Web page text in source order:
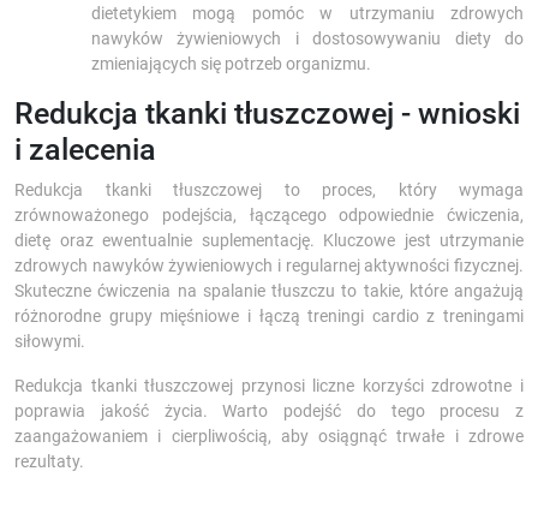
dietetykiem mogą pomóc w utrzymaniu zdrowych
nawyków żywieniowych i dostosowywaniu diety do
zmieniających się potrzeb organizmu.
Redukcja tkanki tłuszczowej - wnioski
i zalecenia
Redukcja tkanki tłuszczowej to proces, który wymaga
zrównoważonego podejścia, łączącego odpowiednie ćwiczenia,
dietę oraz ewentualnie suplementację. Kluczowe jest utrzymanie
zdrowych nawyków żywieniowych i regularnej aktywności fizycznej.
Skuteczne ćwiczenia na spalanie tłuszczu to takie, które angażują
różnorodne grupy mięśniowe i łączą treningi cardio z treningami
siłowymi.
Redukcja tkanki tłuszczowej przynosi liczne korzyści zdrowotne i
poprawia jakość życia. Warto podejść do tego procesu z
zaangażowaniem i cierpliwością, aby osiągnąć trwałe i zdrowe
rezultaty.